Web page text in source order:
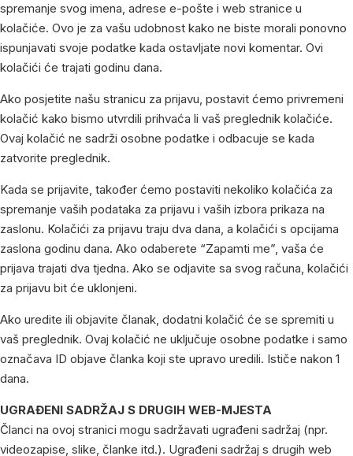
spremanje svog imena, adrese e-pošte i web stranice u
kolačiće. Ovo je za vašu udobnost kako ne biste morali ponovno
ispunjavati svoje podatke kada ostavljate novi komentar. Ovi
kolačići će trajati godinu dana.
Ako posjetite našu stranicu za prijavu, postavit ćemo privremeni
kolačić kako bismo utvrdili prihvaća li vaš preglednik kolačiće.
Ovaj kolačić ne sadrži osobne podatke i odbacuje se kada
zatvorite preglednik.
Kada se prijavite, također ćemo postaviti nekoliko kolačića za
spremanje vaših podataka za prijavu i vaših izbora prikaza na
zaslonu. Kolačići za prijavu traju dva dana, a kolačići s opcijama
zaslona godinu dana. Ako odaberete “Zapamti me”, vaša će
prijava trajati dva tjedna. Ako se odjavite sa svog računa, kolačići
za prijavu bit će uklonjeni.
Ako uredite ili objavite članak, dodatni kolačić će se spremiti u
vaš preglednik. Ovaj kolačić ne uključuje osobne podatke i samo
označava ID objave članka koji ste upravo uredili. Ističe nakon 1
dana.
UGRAĐENI SADRŽAJ S DRUGIH WEB-MJESTA
Članci na ovoj stranici mogu sadržavati ugrađeni sadržaj (npr.
videozapise, slike, članke itd.). Ugrađeni sadržaj s drugih web